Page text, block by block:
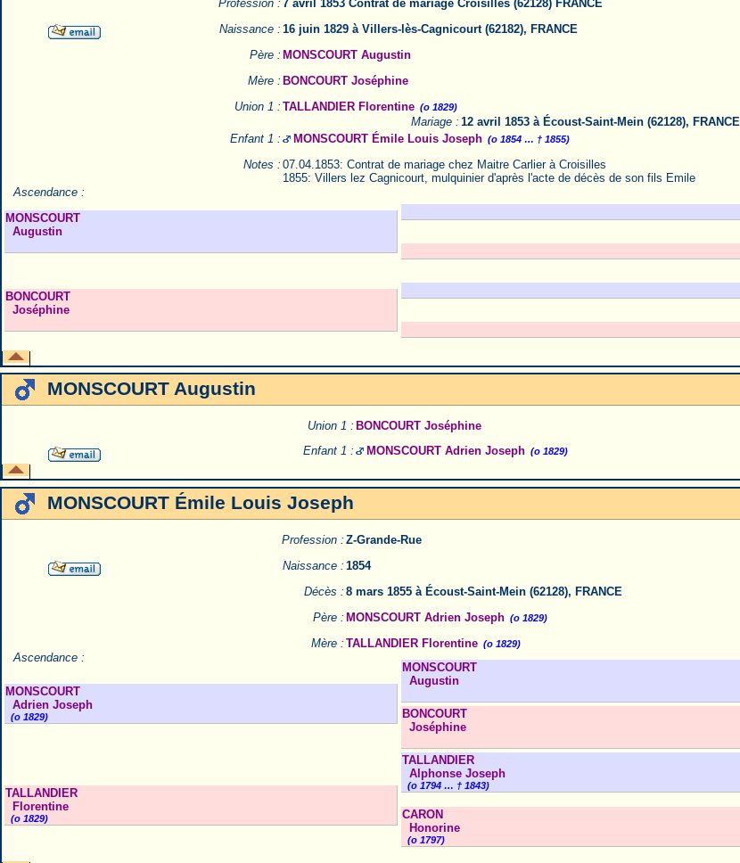
Profession : 7 avril 1853 Contrat de mariage Croisilles (62128) FRANCE
Naissance : 16 juin 1829 à Villers-lès-Cagnicourt (62182), FRANCE
Père : MONSCOURT Augustin
Mère : BONCOURT Joséphine
Union 1 : TALLANDIER Florentine (o 1829)
Mariage : 12 avril 1853 à Écoust-Saint-Mein (62128), FRANCE
Enfant 1 :
MONSCOURT Émile Louis Joseph (o 1854 … † 1855)
Notes : 07.04.1853: Contrat de mariage chez Maitre Carlier à Croisilles
1855: Villers lez Cagnicourt, mulquinier d'après l'acte de décès de son fils Emile
MONSCOURT
Augustin
BONCOURT
Joséphine
Ascendance :
MONSCOURT Augustin
Union 1 : BONCOURT Joséphine
Enfant 1 :
MONSCOURT Adrien Joseph (o 1829)
MONSCOURT Émile Louis Joseph
Profession : Z-Grande-Rue
Naissance : 1854
Décès : 8 mars 1855 à Écoust-Saint-Mein (62128), FRANCE
Père : MONSCOURT Adrien Joseph (o 1829)
Mère : TALLANDIER Florentine (o 1829)
MONSCOURT
Adrien Joseph
(o 1829)
MONSCOURT
Augustin
BONCOURT
Joséphine
TALLANDIER
Florentine
(o 1829)
TALLANDIER
Alphonse Joseph
(o 1794 … † 1843)
CARON
Honorine
(o 1797)
Ascendance :